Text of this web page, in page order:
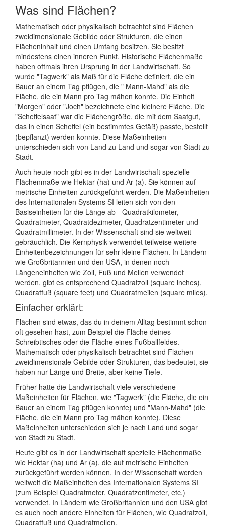
Was sind Flächen?
Mathematisch oder physikalisch betrachtet sind Flächen
zweidimensionale Gebilde oder Strukturen, die einen
Flächeninhalt und einen Umfang besitzen. Sie besitzt
mindestens einen inneren Punkt. Historische Flächenmaße
haben oftmals ihren Ursprung in der Landwirtschaft. So
wurde "Tagwerk" als Maß für die Fläche definiert, die ein
Bauer an einem Tag pflügen, die " Mann-Mahd" als die
Fläche, die ein Mann pro Tag mähen konnte. Die Einheit
"Morgen" oder "Joch" bezeichnete eine kleinere Fläche. Die
"Scheffelsaat" war die Flächengröße, die mit dem Saatgut,
das in einen Scheffel (ein bestimmtes Gefäß) passte, bestellt
(bepflanzt) werden konnte. Diese Maßeinheiten
unterschieden sich von Land zu Land und sogar von Stadt zu
Stadt.
Auch heute noch gibt es in der Landwirtschaft spezielle
Flächenmaße wie Hektar (ha) und Ar (a). Sie können auf
metrische Einheiten zurückgeführt werden. Die Maßeinheiten
des Internationalen Systems SI leiten sich von den
Basiseinheiten für die Länge ab - Quadratkilometer,
Quadratmeter, Quadratdezimeter, Quadratzentimeter und
Quadratmillimeter. In der Wissenschaft sind sie weltweit
gebräuchlich. Die Kernphysik verwendet teilweise weitere
Einheitenbezeichnungen für sehr kleine Flächen. In Ländern
wie Großbritannien und den USA, in denen noch
Längeneinheiten wie Zoll, Fuß und Meilen verwendet
werden, gibt es entsprechend Quadratzoll (square inches),
Quadratfuß (square feet) und Quadratmeilen (square miles).
Einfacher erklärt:
Flächen sind etwas, das du in deinem Alltag bestimmt schon
oft gesehen hast, zum Beispiel die Fläche deines
Schreibtisches oder die Fläche eines Fußballfeldes.
Mathematisch oder physikalisch betrachtet sind Flächen
zweidimensionale Gebilde oder Strukturen, das bedeutet, sie
haben nur Länge und Breite, aber keine Tiefe.
Früher hatte die Landwirtschaft viele verschiedene
Maßeinheiten für Flächen, wie "Tagwerk" (die Fläche, die ein
Bauer an einem Tag pflügen konnte) und "Mann-Mahd" (die
Fläche, die ein Mann pro Tag mähen konnte). Diese
Maßeinheiten unterschieden sich je nach Land und sogar
von Stadt zu Stadt.
Heute gibt es in der Landwirtschaft spezielle Flächenmaße
wie Hektar (ha) und Ar (a), die auf metrische Einheiten
zurückgeführt werden können. In der Wissenschaft werden
weltweit die Maßeinheiten des Internationalen Systems SI
(zum Beispiel Quadratmeter, Quadratzentimeter, etc.)
verwendet. In Ländern wie Großbritannien und den USA gibt
es auch noch andere Einheiten für Flächen, wie Quadratzoll,
Quadratfuß und Quadratmeilen.